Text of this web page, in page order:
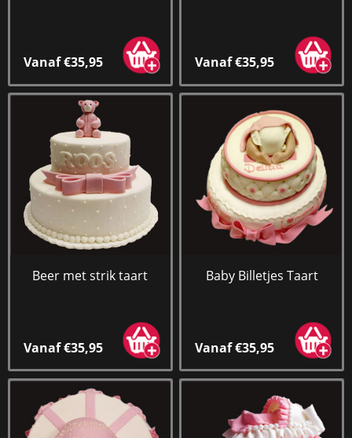
Vanaf €35,95 Vanaf €35,95
Beer met strik taart
Vanaf €35,95
Baby Billetjes Taart
Vanaf €35,95